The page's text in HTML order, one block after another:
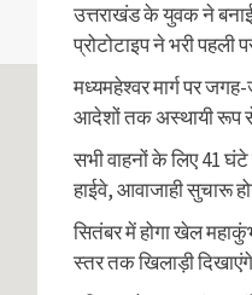
उत्तराखंड के युवक ने
प्रोटोटाइप ने भरी पहली
मध्यमहेश्वर मार्ग पर
आदेशों तक अस्थायी रूप
सभी वाहनों के लिए 41
हाईवे, आवाजाही सुचारू
सितंबर में होगा खेल
स्तर तक खिलाड़ी